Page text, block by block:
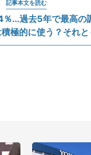
記事本文を読む
％...過去5年で最高
極的に使う？それと